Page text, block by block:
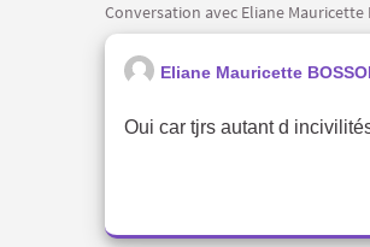
Conversation avec Eliane Mauricette
Eliane Mauricette
Oui car tjrs autant d